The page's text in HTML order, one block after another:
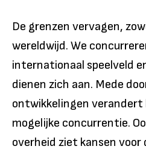
De grenzen vervagen,
wereldwijd. We
internationaal speelveld
dienen zich aan. Mede
ontwikkelingen verandert
mogelijke concurrentie.
overheid ziet kansen voor